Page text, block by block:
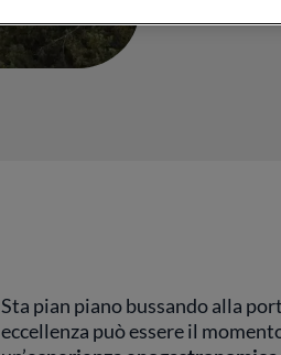
Sta pian piano bussando alla
eccellenza può essere il